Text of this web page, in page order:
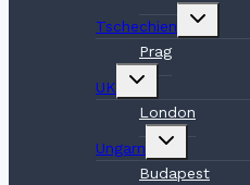
Tschechien
Untermenü
umschalten
Prag
UK
Untermenü
umschalten
London
Ungarn
Untermenü
umschalten
Budapest